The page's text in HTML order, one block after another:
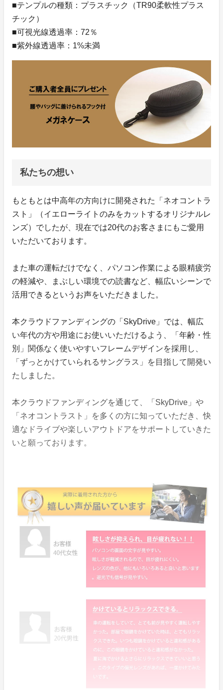
■テンプルの種類：プラスチック（TR90柔軟性プラス
チック）
■可視光線透過率：72％
■紫外線透過率：1%未満
私たちの想い
もともとは中高年の方向けに開発された「ネオコントラ
スト」（イエローライトのみをカットするオリジナルレ
ンズ）でしたが、現在では20代のお客さまにもご愛用
いただいております。
また車の運転だけでなく、パソコン作業による眼精疲労
の軽減や、まぶしい環境での読書など、幅広いシーンで
活用できるというお声をいただきました。
本クラウドファンディングの「SkyDrive」では、幅広
い年代の方や用途にお使いいただけるよう、「年齢・性
別」関係なく使いやすいフレームデザインを採用し、
「ずっとかけていられるサングラス」を目指して開発い
たしました。
本クラウドファンディングを通じて、「SkyDrive」や
「ネオコントラスト」を多くの方に知っていただき、快
適なドライブや楽しいアウトドアをサポートしていきた
いと願っております。